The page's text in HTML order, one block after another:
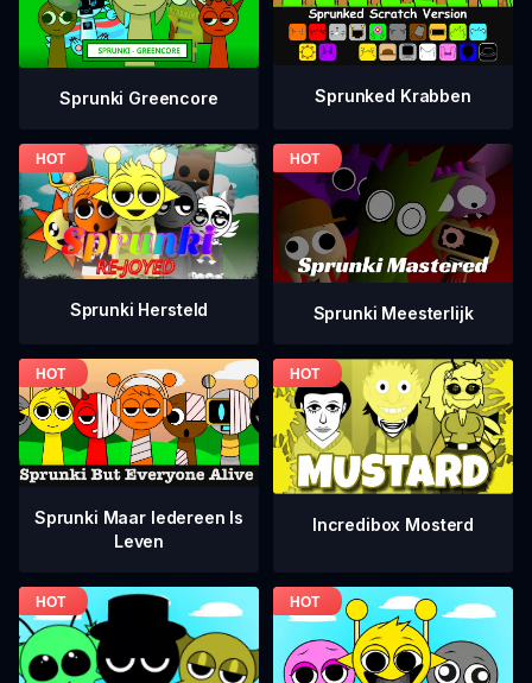
Sprunki Greencore Sprunked Krabben
Sprunki Hersteld Sprunki Meesterlijk
Sprunki Maar Iedereen Is
Leven
Incredibox Mosterd